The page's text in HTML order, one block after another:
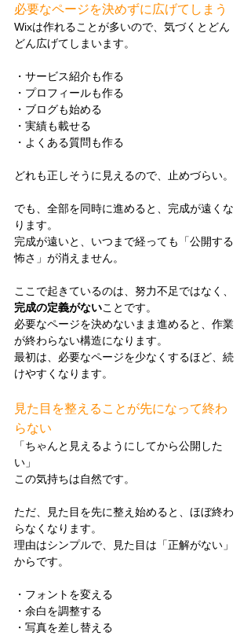
必要なページを決めずに広げてしまう
Wixは作れることが多いので、気づくとどん
どん広げてしまいます。
・サービス紹介も作る
・プロフィールも作る
・ブログも始める
・実績も載せる
・よくある質問も作る
どれも正しそうに見えるので、止めづらい。
でも、全部を同時に進めると、完成が遠くな
ります。
完成が遠いと、いつまで経っても「公開する
怖さ」が消えません。
ここで起きているのは、努力不足ではなく、
完成の定義がないことです。
必要なページを決めないまま進めると、作業
が終わらない構造になります。
最初は、必要なページを少なくするほど、続
けやすくなります。
見た目を整えることが先になって終わ
らない
「ちゃんと見えるようにしてから公開した
い」
この気持ちは自然です。
ただ、見た目を先に整え始めると、ほぼ終わ
らなくなります。
理由はシンプルで、見た目は「正解がない」
からです。
・フォントを変える
・余白を調整する
・写真を差し替える